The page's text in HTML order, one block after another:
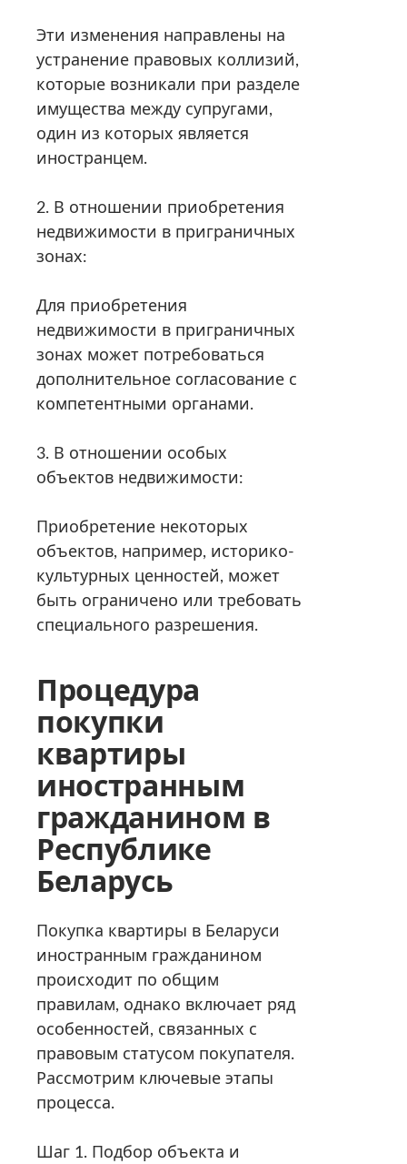
Эти изменения направлены на
устранение правовых коллизий,
которые возникали при разделе
имущества между супругами,
один из которых является
иностранцем.
2. В отношении приобретения
недвижимости в приграничных
зонах:
Для приобретения
недвижимости в приграничных
зонах может потребоваться
дополнительное согласование с
компетентными органами.
3. В отношении особых
объектов недвижимости:
Приобретение некоторых
объектов, например, историко-
культурных ценностей, может
быть ограничено или требовать
специального разрешения.
Процедура
покупки
квартиры
иностранным
гражданином в
Республике
Беларусь
Покупка квартиры в Беларуси
иностранным гражданином
происходит по общим
правилам, однако включает ряд
особенностей, связанных с
правовым статусом покупателя.
Рассмотрим ключевые этапы
процесса.
Шаг 1. Подбор объекта и